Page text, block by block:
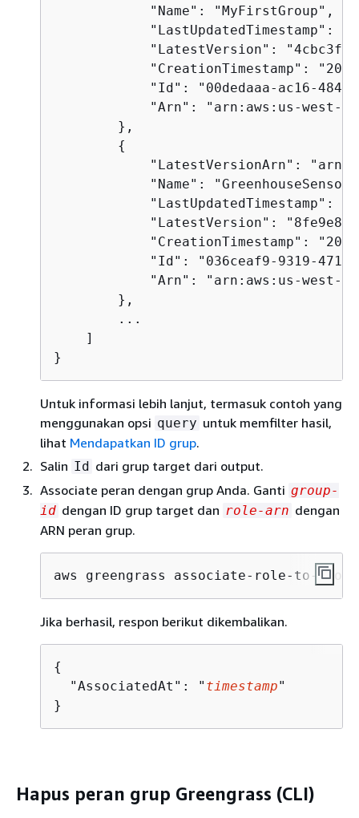
            "Name": "MyFirstGroup",
"LastUpdatedTimestamp":
"LatestVersion":
"CreationTimestamp":
"Id": "00dedaaa-ac16-
"Arn": "arn:aws:us-west-
        },
{
"LatestVersionArn":
"Name":
"LastUpdatedTimestamp":
"LatestVersion":
"CreationTimestamp":
"Id": "036ceaf9-9319-
"Arn": "arn:aws:us-west-
        },
        ...
    ]
}
Untuk informasi lebih lanjut, termasuk contoh yang
menggunakan opsi query untuk memfilter hasil,
lihat Mendapatkan ID grup.
Salin Id dari grup target dari output.
Associate peran dengan grup Anda. Ganti group-
id dengan ID grup target dan role-arn dengan
ARN peran grup.
aws greengrass associate-role-to-
Jika berhasil, respon berikut dikembalikan.
{
  "AssociatedAt": "
timestamp"
}
Hapus peran grup Greengrass (CLI)